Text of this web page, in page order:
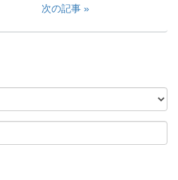
次の記事